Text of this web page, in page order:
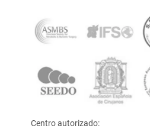
Centro autorizado: